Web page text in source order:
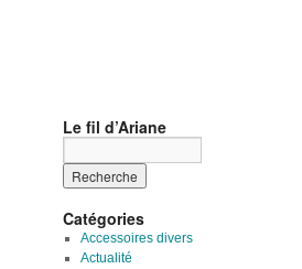
Le fil d’Ariane
Catégories
Accessoires divers
Actualité